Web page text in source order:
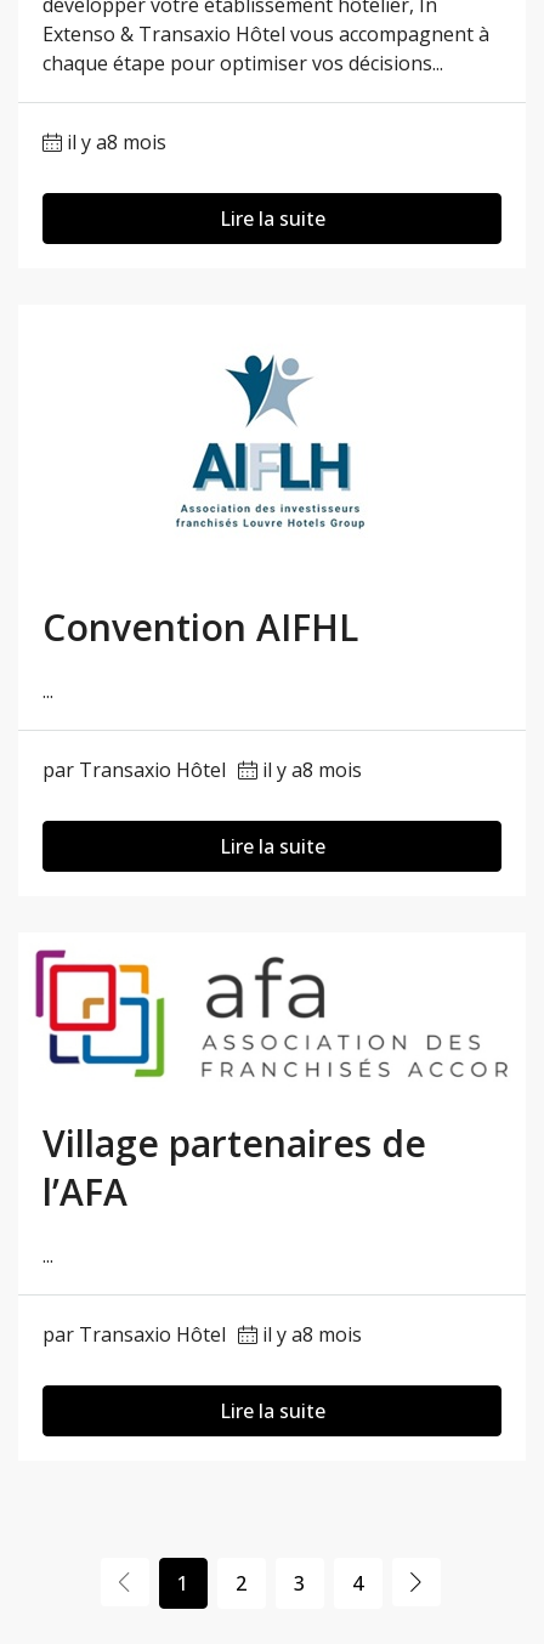
Extenso & Transaxio Hôtel vous accompagnent à
chaque étape pour optimiser vos décisions...
il y a8 mois
Lire la suite
Convention AIFHL
...
par Transaxio Hôtel il y a8 mois
Lire la suite
Village partenaires de
l’AFA
...
par Transaxio Hôtel il y a8 mois
Lire la suite
1 2 3 4